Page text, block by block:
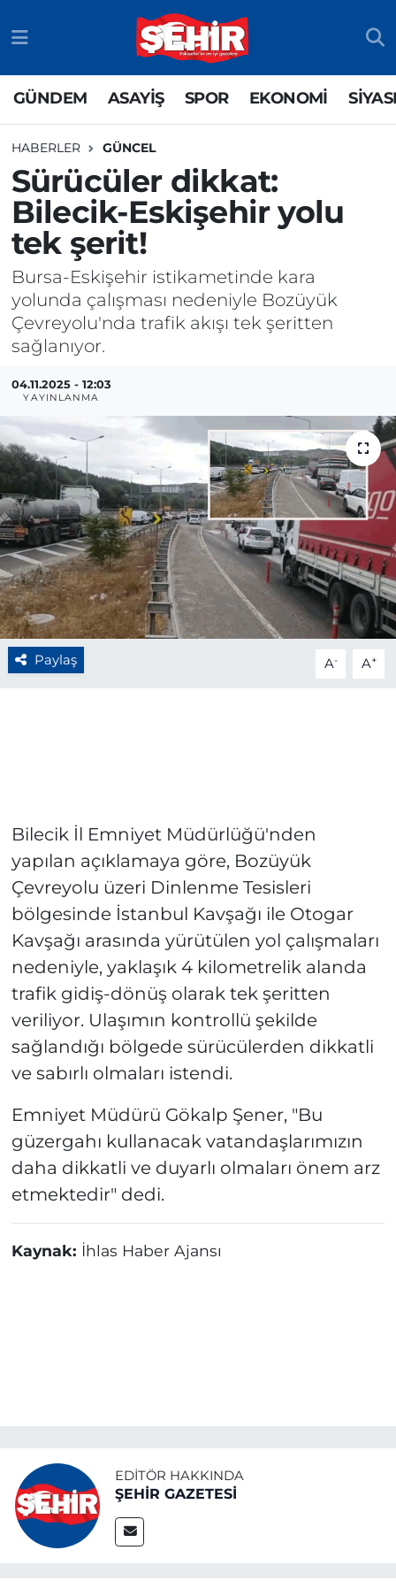
GÜNDEM ASAYİŞ SPOR EKONOMİ
HABERLER GÜNCEL
Sürücüler dikkat:
Bilecik-Eskişehir yolu
tek şerit!
Bursa-Eskişehir istikametinde kara
yolunda çalışması nedeniyle Bozüyük
Çevreyolu'nda trafik akışı tek şeritten
sağlanıyor.
04.11.2025 - 12:03
YAYINLANMA
Paylaş A- A+
Bilecik İl Emniyet Müdürlüğü'nden
yapılan açıklamaya göre, Bozüyük
Çevreyolu üzeri Dinlenme Tesisleri
bölgesinde İstanbul Kavşağı ile Otogar
Kavşağı arasında yürütülen yol çalışmaları
nedeniyle, yaklaşık 4 kilometrelik alanda
trafik gidiş-dönüş olarak tek şeritten
veriliyor. Ulaşımın kontrollü şekilde
sağlandığı bölgede sürücülerden dikkatli
ve sabırlı olmaları istendi.
Emniyet Müdürü Gökalp Şener, "Bu
güzergahı kullanacak vatandaşlarımızın
daha dikkatli ve duyarlı olmaları önem arz
etmektedir" dedi.
Kaynak: İhlas Haber Ajansı
EDITÖR HAKKINDA
ŞEHİR GAZETESİ
SPOR
EKONOMİ
SİYASET
RESMİ İLAN
SİYASET
SPOR
EKONOMİ
EĞİTİM
SAĞLIK
TEKNOLOJİ
BÖLGE
YAŞAM
DÜNYA
GENEL
GÜNCEL
RESMİ İLAN
Odunpazarı Nöbetçi Eczaneler
Odunpazarı Hava Durumu
Odunpazarı Trafik Yoğunluk Haritası
TFF 3.Lig 4.Grup Puan Durumu ve Fikstür
Tüm Manşetler
Son Dakika Haberleri
Haber Arşivi